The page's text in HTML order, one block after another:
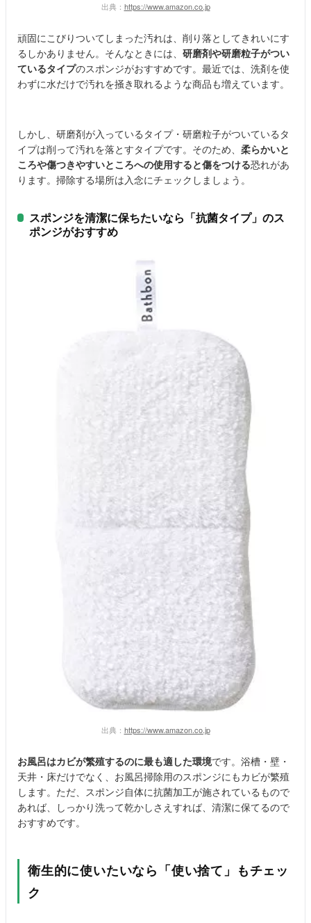
出典： https://www.amazon.co.jp
頑固にこびりついてしまった汚れは、削り落としてきれいにす
るしかありません。そんなときには、 研磨剤や研磨粒子がつい
ているタイプのスポンジがおすすめです。最近では、洗剤を使
わずに水だけで汚れを掻き取れるような商品も増えています。
しかし、研磨剤が入っているタイプ・研磨粒子がついているタ
イプは削って汚れを落とすタイプです。そのため、 柔らかいと
ころや傷つきやすいところへの使用すると傷をつける恐れがあ
ります。掃除する場所は入念にチェックしましょう。
スポンジを清潔に保ちたいなら「抗菌タイプ」のス
ポンジがおすすめ
出典： https://www.amazon.co.jp
お風呂はカビが繁殖するのに最も適した環境です。浴槽・壁・
天井・床だけでなく、お風呂掃除用のスポンジにもカビが繁殖
します。ただ、スポンジ自体に抗菌加工が施されているもので
あれば、しっかり洗って乾かしさえすれば、清潔に保てるので
おすすめです。
衛生的に使いたいなら「使い捨て」もチェッ
ク